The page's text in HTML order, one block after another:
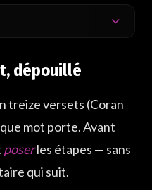
ce test se loge sur le
et le mot kalimât
de l'ambiguïté
— et ce que le bélier dit
dépouillé
treize versets (Coran
mot porte. Avant
poserles étapes — sans
qui suit.